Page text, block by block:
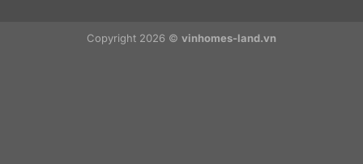
Copyright 2026 © vinhomes-land.vn